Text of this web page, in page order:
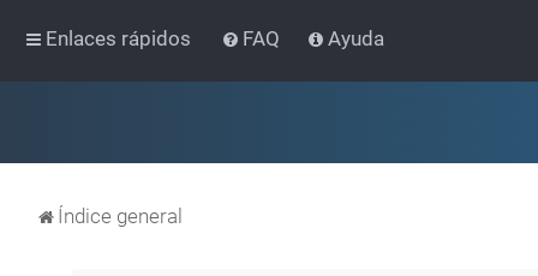
Enlaces rápidos FAQ Ayuda
Índice general